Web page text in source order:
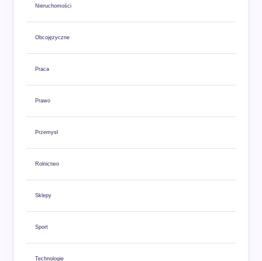
Nieruchomości
Obcojęzyczne
Praca
Prawo
Przemysł
Rolnictwo
Sklepy
Sport
Technologie